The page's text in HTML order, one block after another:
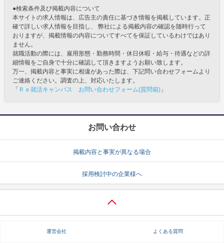
●検索条件及び掲載内容について
本サイトの求人情報は、広告主の責任に基づき情報を掲載しています。正
確で詳しい求人情報を目指し、 弊社による掲載内容の確認を随時行って
おりますが、掲載情報の内容についてすべてを保証しているわけではあり
ません。
就職活動の際には、雇用形態・勤務時間・休日休暇・給与・待遇などの詳
細情報をご自身で十分に確認して頂きますようお願い致します。
万一、掲載内容と事実に相違があった際は、下記問い合わせフォームより
ご連絡ください。調査の上、対応いたします。
「 Ｒｅ就活キャンパス お問い合わせフォーム(質問箱) 」
お問い合わせ
掲載内容と事実が異なる場合
採用検討中の企業様へ
運営会社 よくある質問